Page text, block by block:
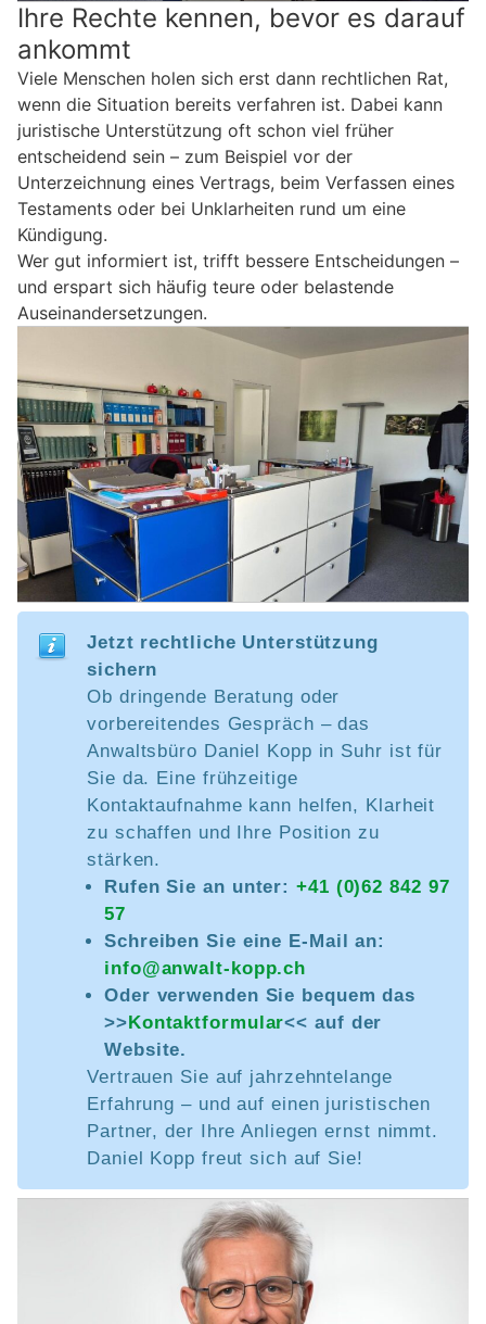
Ihre Rechte kennen, bevor es darauf
ankommt
Viele Menschen holen sich erst dann rechtlichen Rat,
wenn die Situation bereits verfahren ist. Dabei kann
juristische Unterstützung oft schon viel früher
entscheidend sein – zum Beispiel vor der
Unterzeichnung eines Vertrags, beim Verfassen eines
Testaments oder bei Unklarheiten rund um eine
Kündigung.
Wer gut informiert ist, trifft bessere Entscheidungen –
und erspart sich häufig teure oder belastende
Auseinandersetzungen.
Jetzt rechtliche Unterstützung
sichern
Ob dringende Beratung oder
vorbereitendes Gespräch – das
Anwaltsbüro Daniel Kopp in Suhr ist für
Sie da. Eine frühzeitige
Kontaktaufnahme kann helfen, Klarheit
zu schaffen und Ihre Position zu
stärken.
Rufen Sie an unter: +41 (0)62 842 97
57
Schreiben Sie eine E-Mail an:
info@anwalt-kopp.ch
Oder verwenden Sie bequem das
>>Kontaktformular<< auf der
Website.
Vertrauen Sie auf jahrzehntelange
Erfahrung – und auf einen juristischen
Partner, der Ihre Anliegen ernst nimmt.
Daniel Kopp freut sich auf Sie!